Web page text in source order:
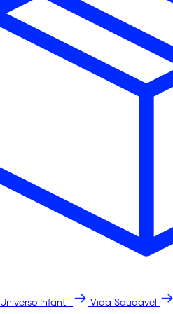
Universo Infantil Vida Saudável